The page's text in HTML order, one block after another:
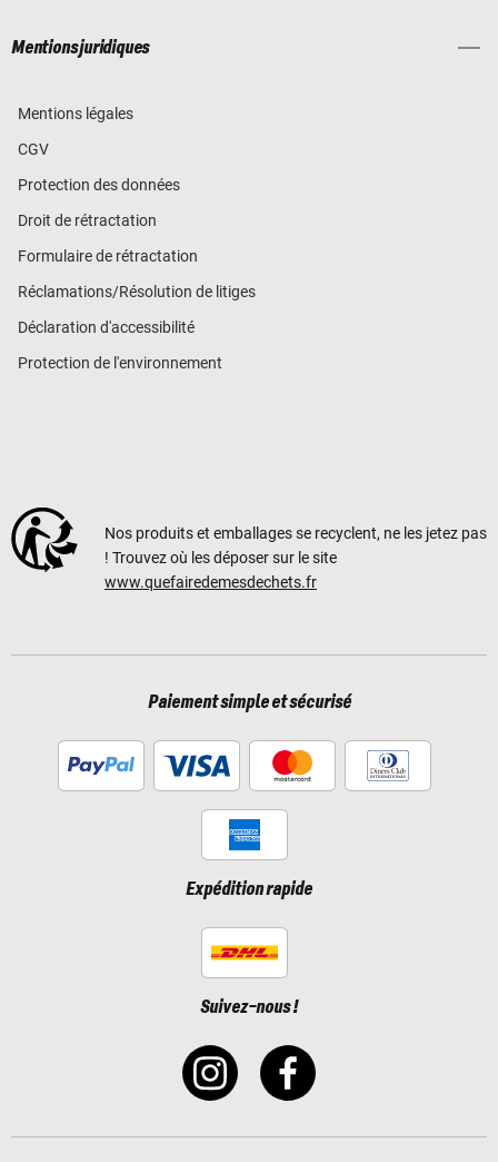
Mentions juridiques
Mentions légales
CGV
Protection des données
Droit de rétractation
Formulaire de rétractation
Réclamations/Résolution de litiges
Déclaration d'accessibilité
Protection de l'environnement
Nos produits et emballages se recyclent, ne les jetez pas
! Trouvez où les déposer sur le site
www.quefairedemesdechets.fr
Paiement simple et sécurisé
Expédition rapide
Suivez-nous !